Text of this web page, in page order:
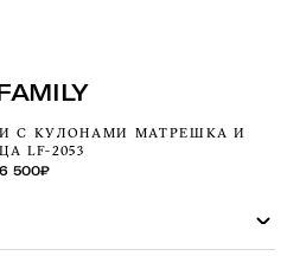
С КУЛОНАМИ МАТРЕШКА И
LF-2053
500₽